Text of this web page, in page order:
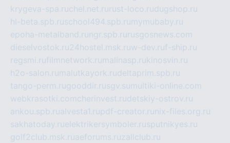
krygeva-spa.ruchel.net.ru rust-loco.rudugshop.ru
hl-beta.spb.ruschool494.spb.ru mymubaby.ru
epoha-metalband.ru ngr.spb.ru rusgosnews.com
dieselvostok.ru24hostel.msk.ruw-dev.ruf-ship.ru
regsmi.rufilmnetwork.ru malinasp.rukinosvin.ru
h2o-salon.ru malutkayork.rudeltaprim.spb.ru
tango-perm.rugooddir.rusgv.su multiki-online.com
webkrasotki.comcherinvest.rudetskiy-ostrov.ru
ankou.spb.rualvesta1.rupdf-creator.ru nix-files.org.ru
sakhatoday.ruelektrikersymboler.rusputnikyes.ru
golf2club.msk.ruaeforums.ruzallclub.ru